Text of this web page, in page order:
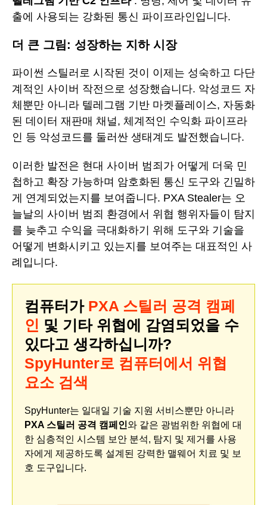
출에 사용되는 강화된 통신 파이프라인입니다.
더 큰 그림: 성장하는 지하 시장
파이썬 스틸러로 시작된 것이 이제는 성숙하고 다단
계적인 사이버 작전으로 성장했습니다. 악성코드 자
체뿐만 아니라 텔레그램 기반 마켓플레이스, 자동화
된 데이터 재판매 채널, 체계적인 수익화 파이프라
인 등 악성코드를 둘러싼 생태계도 발전했습니다.
이러한 발전은 현대 사이버 범죄가 어떻게 더욱 민
첩하고 확장 가능하며 암호화된 통신 도구와 긴밀하
게 연계되었는지를 보여줍니다. PXA Stealer는 오
늘날의 사이버 범죄 환경에서 위협 행위자들이 탐지
를 늦추고 수익을 극대화하기 위해 도구와 기술을
어떻게 변화시키고 있는지를 보여주는 대표적인 사
례입니다.
컴퓨터가 PXA 스틸러 공격 캠페
인 및 기타 위협에 감염되었을 수
있다고 생각하십니까?
SpyHunter로 컴퓨터에서 위협
요소 검색
SpyHunter는 일대일 기술 지원 서비스뿐만 아니라
PXA 스틸러 공격 캠페인와 같은 광범위한 위협에 대
한 심층적인 시스템 보안 분석, 탐지 및 제거를 사용
자에게 제공하도록 설계된 강력한 맬웨어 치료 및 보
호 도구입니다.